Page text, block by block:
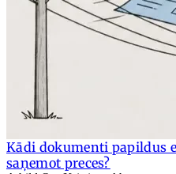
Kādi dokumenti papildus
saņemot preces?